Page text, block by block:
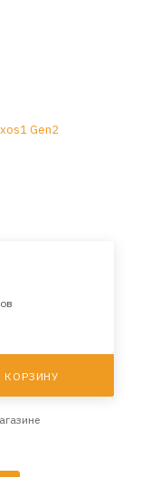
Gen2
КОРЗИНУ